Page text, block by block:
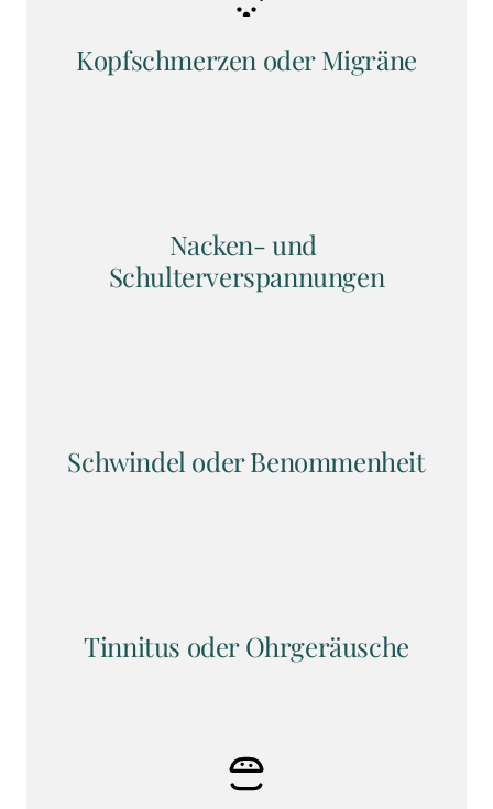
Kopfschmerzen oder Migräne
Nacken- und
Schulterverspannungen
Schwindel oder Benommenheit
Tinnitus oder Ohrgeräusche